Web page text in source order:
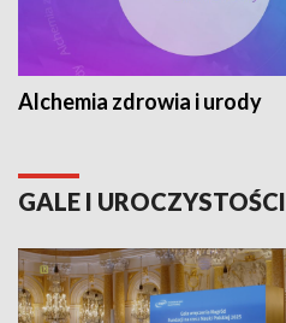
Alchemia zdrowia i urody
GALE I UROCZYSTOŚCI